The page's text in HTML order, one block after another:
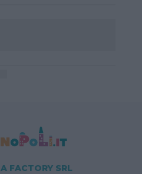
FACTORY SRL